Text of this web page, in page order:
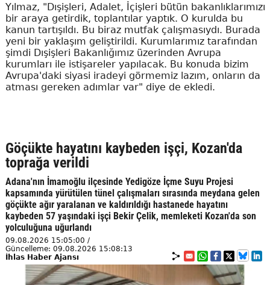
Yılmaz, "Dışişleri, Adalet, İçişleri bütün bakanlıklarımızı
bir araya getirdik, toplantılar yaptık. O kurulda bu
kanun tartışıldı. Bu biraz mutfak çalışmasıydı. Burada
yeni bir yaklaşım geliştirildi. Kurumlarımız tarafından
şimdi Dışişleri Bakanlığımız üzerinden Avrupa
kurumları ile istişareler yapılacak. Bu konuda bizim
Avrupa'daki siyasi iradeyi görmemiz lazım, onların da
atması gereken adımlar var" diye de ekledi.
Göçükte hayatını kaybeden işçi, Kozan'da
toprağa verildi
Adana'nın İmamoğlu ilçesinde Yedigöze İçme Suyu Projesi
kapsamında yürütülen tünel çalışmaları sırasında meydana gelen
göçükte ağır yaralanan ve kaldırıldığı hastanede hayatını
kaybeden 57 yaşındaki işçi Bekir Çelik, memleketi Kozan'da son
yolculuğuna uğurlandı
09.08.2026 15:05:00 /
Güncelleme: 09.08.2026 15:08:13
İhlas Haber Ajansı